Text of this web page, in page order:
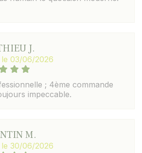
J.
03/06/2026
; 4ème commande
impeccable.
M.
30/06/2026